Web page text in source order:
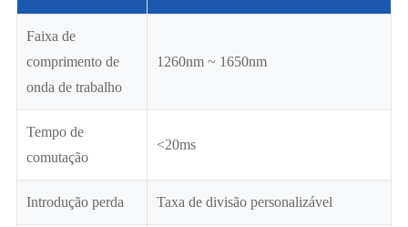
Faixa de
comprimento de
onda de trabalho
1260nm ~ 1650nm
Tempo de
comutação
<20ms
Introdução perda Taxa de divisão personalizável